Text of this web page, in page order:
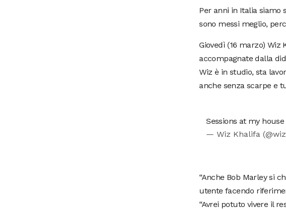
Per anni in Italia siamo
sono messi meglio,
Giovedì (16 marzo)
accompagnate dalla
Wiz è in studio, sta
anche senza scarpe e
Sessions at my
— Wiz Khalifa
“Anche Bob Marley si
utente facendo
“Avrei potuto vivere il